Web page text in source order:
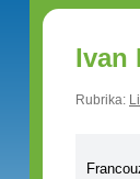
Ivan
Rubrika: